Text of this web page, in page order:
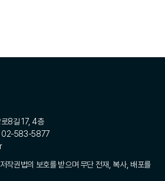
8길 17, 4층
583-5877
작권법의 보호를 받으며 무단 전재, 복사, 배포를